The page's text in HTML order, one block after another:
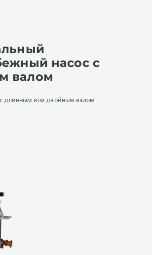
насос с
валом
длинным или двойным валом